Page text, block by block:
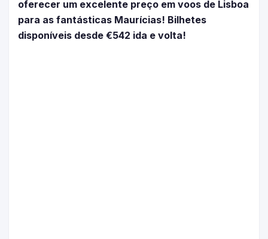
oferecer um excelente preço em voos de Lisboa
para as fantásticas Maurícias! Bilhetes
disponíveis desde €542 ida e volta!